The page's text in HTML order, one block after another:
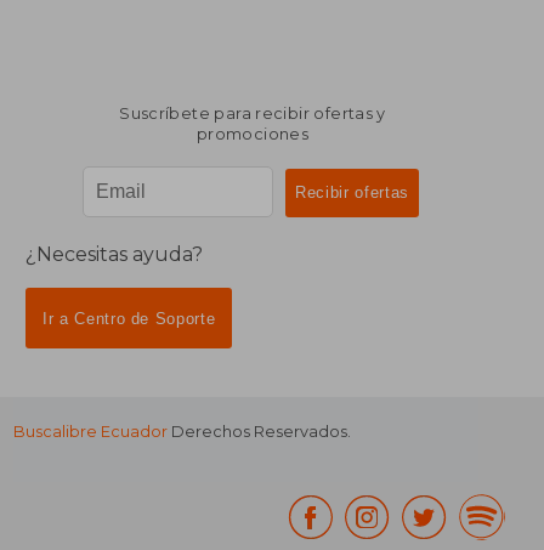
Suscríbete para recibir ofertas y
promociones
¿Necesitas ayuda?
Ir a Centro de Soporte
Buscalibre Ecuador Derechos Reservados.